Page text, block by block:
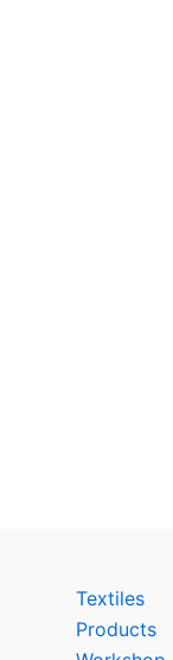
Textiles
Products